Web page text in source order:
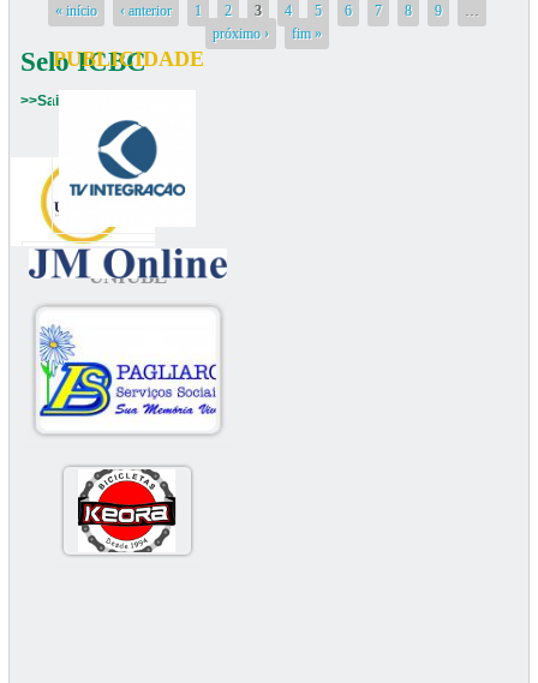
Páginas
« início ‹ anterior 1 2 3 4 5 6 7 8 9
próximo ›
fim »
Selo ICBC
>>Saiba mais
UNIUBE
PUBLICIDADE